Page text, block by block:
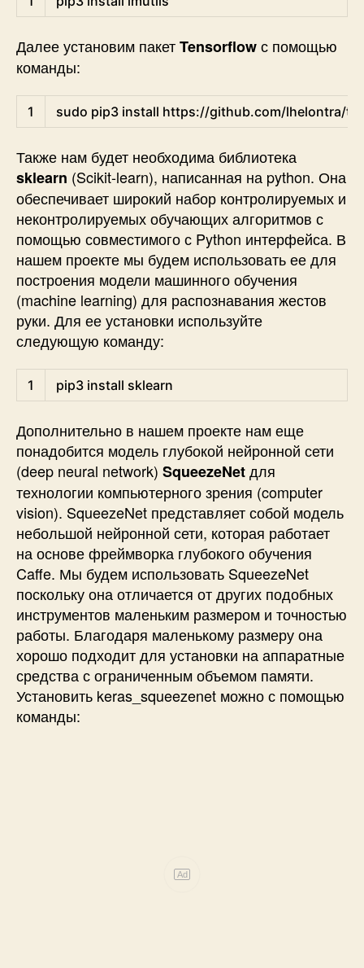
Далее установим пакетTensorflowс помощью
команды:
Shell
1 sudo pip3 install https://github.com/lhelontra/
Также нам будет необходима библиотека
sklearn (Scikit-learn), написанная на python. Она
обеспечивает широкий набор контролируемых и
неконтролируемых обучающих алгоритмов с
помощью совместимого с Python интерфейса. В
нашем проекте мы будем использовать ее для
построения модели машинного обучения
(machine learning) для распознавания жестов
руки. Для ее установки используйте
следующую команду:
1 pip3 install sklearn
Дополнительно в нашем проекте нам еще
понадобится модель глубокой нейронной сети
(deep neural network) SqueezeNetдля
технологии компьютерного зрения (computer
vision). SqueezeNet представляет собой модель
небольшой нейронной сети, которая работает
на основе фреймворка глубокого обучения
Caffe. Мы будем использовать SqueezeNet
поскольку она отличается от других подобных
инструментов маленьким размером и точностью
работы. Благодаря маленькому размеру она
хорошо подходит для установки на аппаратные
средства с ограниченным объемом памяти.
Установить keras_squeezenet можно с помощью
команды:
Ad